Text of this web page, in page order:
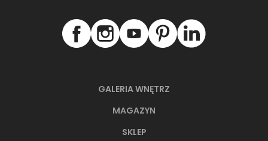
66-metrowy apartament:
GALERIA WNĘTRZ
MAGAZYN
SKLEP